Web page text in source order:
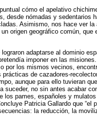
cómo el apelativo
desde nómadas y sedentarios
Asimismo, nos hace ver la
origen geográfico común, que
adaptarse al dominio
imponer en las
por los mismos vecinos,
de cazadores-
aunque para ello tuvieran
suceder, no sin antes acabar
pames, españoles y mulatos
Patricia Gallardo que “el
la reducción, la